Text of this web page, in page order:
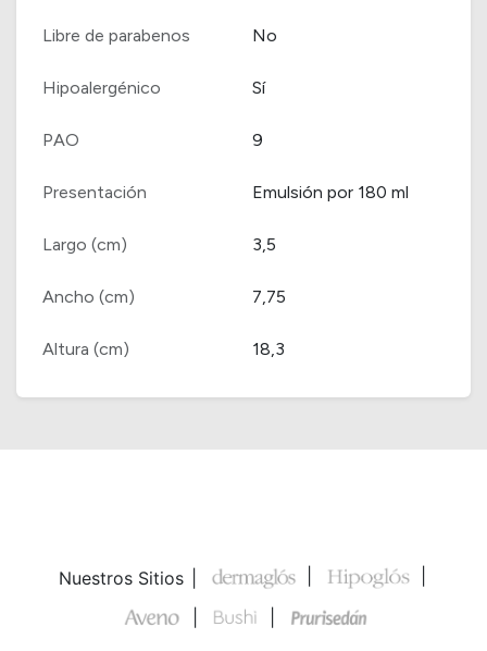
Libre de parabenos No
Hipoalergénico Sí
PAO 9
Presentación Emulsión por 180 ml
Largo (cm) 3,5
Ancho (cm) 7,75
Altura (cm) 18,3
Nuestros Sitios